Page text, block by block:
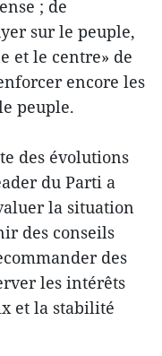
; de
sur le peuple,
et le centre» de
encore les
peuple.
des évolutions
du Parti a
la situation
des conseils
des
les intérêts
et la stabilité